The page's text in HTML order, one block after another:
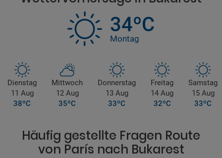
34ºC
Montag
Dienstag
11 Aug
38ºC
Mittwoch
12 Aug
35ºC
Donnerstag
13 Aug
33ºC
Freitag
14 Aug
32ºC
Samstag
15 Aug
33ºC
Häufig gestellte Fragen Route
von París nach Bukarest